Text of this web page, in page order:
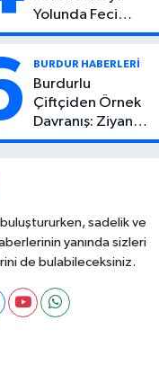
Yolunda Feci
Kaza: 1 Ölü, 2
BURDUR HABERLERİ
Burdurlu
Çiftçiden Örnek
Davranış: Ziyan
Olmasın Diye
Toplayabilecek
sadelik ve
yanında sizleri
de bulabileceksiniz.